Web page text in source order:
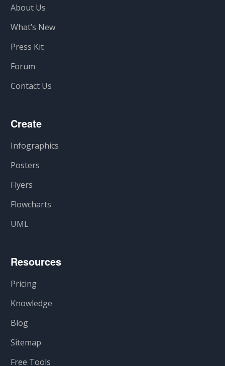
About Us
What’s New
Press Kit
Forum
Contact Us
Create
Infographics
Posters
Flyers
Flowcharts
UML
Resources
Pricing
Knowledge
Blog
Sitemap
Free Tools